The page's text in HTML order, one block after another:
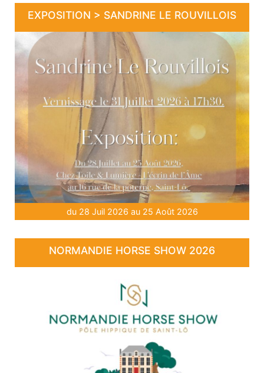
EXPOSITION > SANDRINE LE ROUVILLOIS
du 28 Juil 2026 au 25 Août 2026
NORMANDIE HORSE SHOW 2026